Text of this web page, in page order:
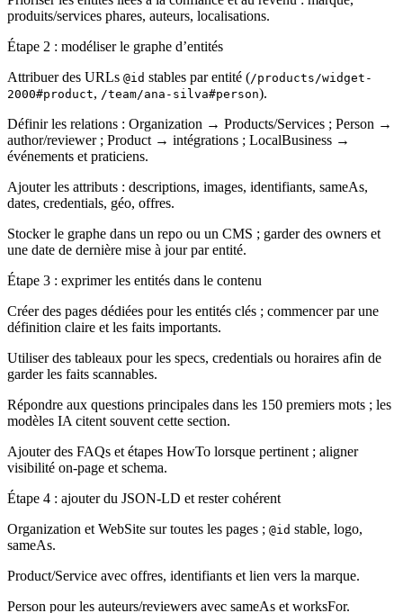
produits/services phares, auteurs, localisations.
Étape 2 : modéliser le graphe d’entités
Attribuer des URLs @id stables par entité (/products/widget-
2000#product, /team/ana-silva#person).
Définir les relations : Organization → Products/Services ; Person →
author/reviewer ; Product → intégrations ; LocalBusiness →
événements et praticiens.
Ajouter les attributs : descriptions, images, identifiants, sameAs,
dates, credentials, géo, offres.
Stocker le graphe dans un repo ou un CMS ; garder des owners et
une date de dernière mise à jour par entité.
Étape 3 : exprimer les entités dans le contenu
Créer des pages dédiées pour les entités clés ; commencer par une
définition claire et les faits importants.
Utiliser des tableaux pour les specs, credentials ou horaires afin de
garder les faits scannables.
Répondre aux questions principales dans les 150 premiers mots ; les
modèles IA citent souvent cette section.
Ajouter des FAQs et étapes HowTo lorsque pertinent ; aligner
visibilité on-page et schema.
Étape 4 : ajouter du JSON-LD et rester cohérent
Organization et WebSite sur toutes les pages ; @id stable, logo,
sameAs.
Product/Service avec offres, identifiants et lien vers la marque.
Person pour les auteurs/reviewers avec sameAs et worksFor.